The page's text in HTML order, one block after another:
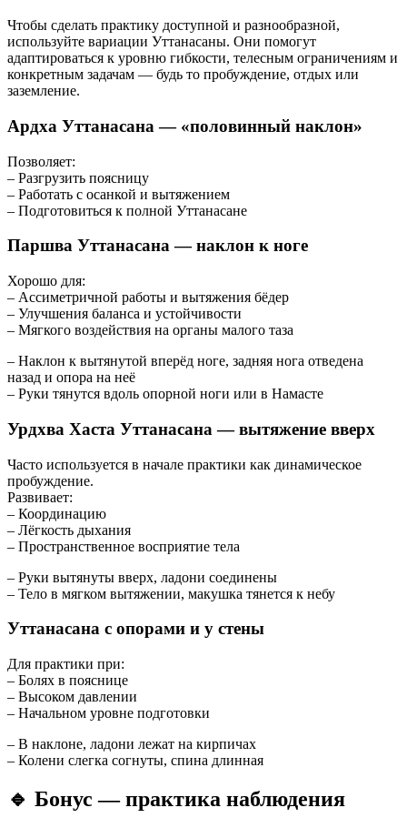
Чтобы сделать практику доступной и разнообразной,
используйте вариации Уттанасаны. Они помогут
адаптироваться к уровню гибкости, телесным ограничениям и
конкретным задачам — будь то пробуждение, отдых или
заземление.
Ардха Уттанасана — «половинный наклон»
Позволяет:
– Разгрузить поясницу
– Работать с осанкой и вытяжением
– Подготовиться к полной Уттанасане
Паршва Уттанасана — наклон к ноге
Хорошо для:
– Ассиметричной работы и вытяжения бёдер
– Улучшения баланса и устойчивости
– Мягкого воздействия на органы малого таза
– Наклон к вытянутой вперёд ноге, задняя нога отведена
назад и опора на неё
– Руки тянутся вдоль опорной ноги или в Намасте
Урдхва Хаста Уттанасана — вытяжение вверх
Часто используется в начале практики как динамическое
пробуждение.
Развивает:
– Координацию
– Лёгкость дыхания
– Пространственное восприятие тела
– Руки вытянуты вверх, ладони соединены
– Тело в мягком вытяжении, макушка тянется к небу
Уттанасана с опорами и у стены
Для практики при:
– Болях в пояснице
– Высоком давлении
– Начальном уровне подготовки
– В наклоне, ладони лежат на кирпичах
– Колени слегка согнуты, спина длинная
🔹 Бонус — практика наблюдения